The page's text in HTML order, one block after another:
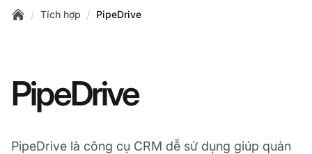
/ Tích hợp / PipeDrive
PipeDrive
PipeDrive là công cụ CRM dễ sử dụng giúp quản